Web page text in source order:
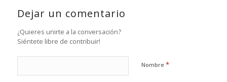
Dejar un comentario
¿Quieres unirte a la conversación?
Siéntete libre de contribuir!
Nombre *